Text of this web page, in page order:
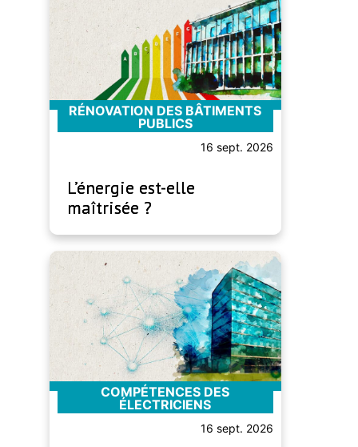
RÉNOVATION DES BÂTIMENTS
PUBLICS
16 sept. 2026
L’énergie est-elle
maîtrisée ?
COMPÉTENCES DES
ÉLECTRICIENS
16 sept. 2026